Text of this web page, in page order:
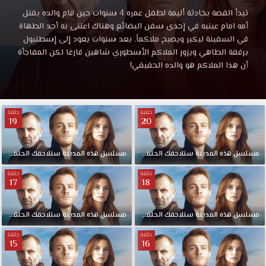
هذه
المدينة
ستلاحقك
الحلقة
5
موقع
قصة
عشق
HD
مشاهدة
مسلسل
هذه
المدينة
ستلاحقك
موقع
قصة
عشق
HD.
تبدأ
القصة
بحادثة
أليمة
لطفل
عمره
سنوات
حين
تبدأ القصة بحادثة أليمة لطفل عمره 4 سنوات حين قام والده بقتل
أمه امام عينيه في إحدى سفن البضائع وهناك اعتنى به أحد الطهاة
في السفينة ليكبر ويصبح ملاكماً. بعد سنوات يعود إلى إسطنبول
برفقة الطاهي ويزور الملاكم الأسطوري شاهين فارغا لكن المفاجأة
أن هذا الملاكم هو والده الحقيقي!
حلقة
20
مسلسلهذهالمدينةستلاحقك الحلقة 20
حلقة
19
مسلسلهذهالمدينةستلاحقك الحلقة 19
حلقة
18
مسلسلهذهالمدينةستلاحقك الحلقة 18
حلقة
17
مسلسلهذهالمدينةستلاحقك الحلقة 17
حلقة
16
حلقة
15